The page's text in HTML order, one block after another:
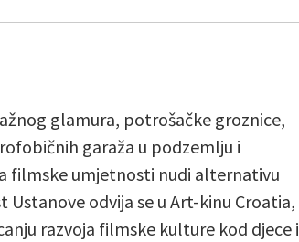
glamura, potrošačke groznice,
garaža u podzemlju i
filmske umjetnosti nudi alternativu
odvija se u Art-kinu Croatia,
razvoja filmske kulture kod djece i